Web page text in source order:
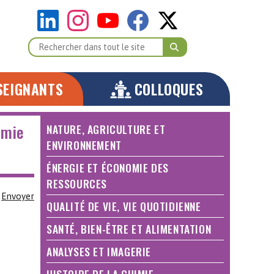
COLLOQUES
Envoyer
NATURE, AGRICULTURE ET
ENVIRONNEMENT
ÉNERGIE ET ÉCONOMIE DES
RESSOURCES
QUALITÉ DE VIE, VIE QUOTIDIENNE
SANTÉ, BIEN-ÊTRE ET ALIMENTATION
ANALYSES ET IMAGERIE